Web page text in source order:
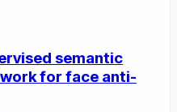
semantic
for face anti-